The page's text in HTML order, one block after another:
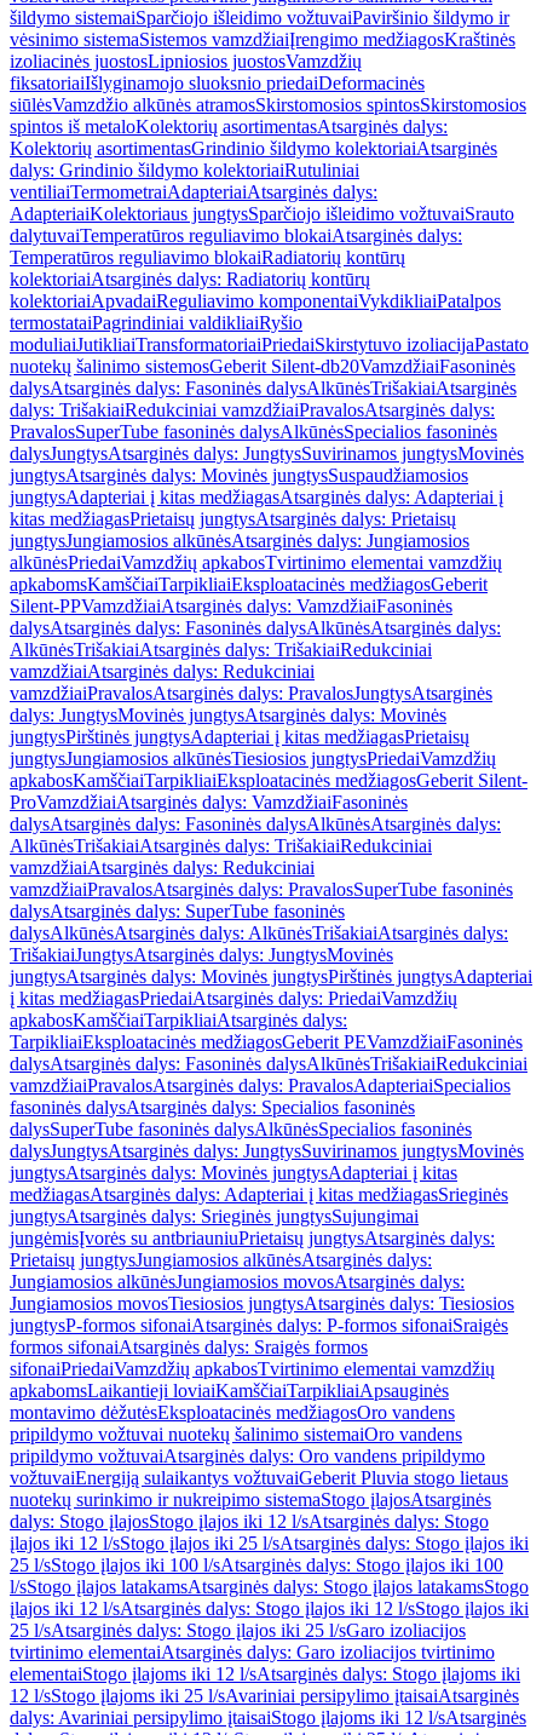
šildymo sistemaiSparčiojo išleidimo vožtuvaiPaviršinio šildymo ir
vėsinimo sistemaSistemos vamzdžiaiĮrengimo medžiagosKraštinės
izoliacinės juostosLipniosios juostosVamzdžių
fiksatoriaiIšlyginamojo sluoksnio priedaiDeformacinės
siūlėsVamzdžio alkūnės atramosSkirstomosios spintosSkirstomosios
spintos iš metaloKolektorių asortimentasAtsarginės dalys:
Kolektorių asortimentasGrindinio šildymo kolektoriaiAtsarginės
dalys: Grindinio šildymo kolektoriaiRutuliniai
ventiliaiTermometraiAdapteriaiAtsarginės dalys:
AdapteriaiKolektoriaus jungtysSparčiojo išleidimo vožtuvaiSrauto
dalytuvaiTemperatūros reguliavimo blokaiAtsarginės dalys:
Temperatūros reguliavimo blokaiRadiatorių kontūrų
kolektoriaiAtsarginės dalys: Radiatorių kontūrų
kolektoriaiApvadaiReguliavimo komponentaiVykdikliaiPatalpos
termostataiPagrindiniai valdikliaiRyšio
moduliaiJutikliaiTransformatoriaiPriedaiSkirstytuvo izoliacijaPastato
nuotekų šalinimo sistemosGeberit Silent-db20VamzdžiaiFasoninės
dalysAtsarginės dalys: Fasoninės dalysAlkūnėsTrišakiaiAtsarginės
dalys: TrišakiaiRedukciniai vamzdžiaiPravalosAtsarginės dalys:
PravalosSuperTube fasoninės dalysAlkūnėsSpecialios fasoninės
dalysJungtysAtsarginės dalys: JungtysSuvirinamos jungtysMovinės
jungtysAtsarginės dalys: Movinės jungtysSuspaudžiamosios
jungtysAdapteriai į kitas medžiagasAtsarginės dalys: Adapteriai į
kitas medžiagasPrietaisų jungtysAtsarginės dalys: Prietaisų
jungtysJungiamosios alkūnėsAtsarginės dalys: Jungiamosios
alkūnėsPriedaiVamzdžių apkabosTvirtinimo elementai vamzdžių
apkabomsKamščiaiTarpikliaiEksploatacinės medžiagosGeberit
Silent-PPVamzdžiaiAtsarginės dalys: VamzdžiaiFasoninės
dalysAtsarginės dalys: Fasoninės dalysAlkūnėsAtsarginės dalys:
AlkūnėsTrišakiaiAtsarginės dalys: TrišakiaiRedukciniai
vamzdžiaiAtsarginės dalys: Redukciniai
vamzdžiaiPravalosAtsarginės dalys: PravalosJungtysAtsarginės
dalys: JungtysMovinės jungtysAtsarginės dalys: Movinės
jungtysPirštinės jungtysAdapteriai į kitas medžiagasPrietaisų
jungtysJungiamosios alkūnėsTiesiosios jungtysPriedaiVamzdžių
apkabosKamščiaiTarpikliaiEksploatacinės medžiagosGeberit Silent-
ProVamzdžiaiAtsarginės dalys: VamzdžiaiFasoninės
dalysAtsarginės dalys: Fasoninės dalysAlkūnėsAtsarginės dalys:
AlkūnėsTrišakiaiAtsarginės dalys: TrišakiaiRedukciniai
vamzdžiaiAtsarginės dalys: Redukciniai
vamzdžiaiPravalosAtsarginės dalys: PravalosSuperTube fasoninės
dalysAtsarginės dalys: SuperTube fasoninės
dalysAlkūnėsAtsarginės dalys: AlkūnėsTrišakiaiAtsarginės dalys:
TrišakiaiJungtysAtsarginės dalys: JungtysMovinės
jungtysAtsarginės dalys: Movinės jungtysPirštinės jungtysAdapteriai
į kitas medžiagasPriedaiAtsarginės dalys: PriedaiVamzdžių
apkabosKamščiaiTarpikliaiAtsarginės dalys:
TarpikliaiEksploatacinės medžiagosGeberit PEVamzdžiaiFasoninės
dalysAtsarginės dalys: Fasoninės dalysAlkūnėsTrišakiaiRedukciniai
vamzdžiaiPravalosAtsarginės dalys: PravalosAdapteriaiSpecialios
fasoninės dalysAtsarginės dalys: Specialios fasoninės
dalysSuperTube fasoninės dalysAlkūnėsSpecialios fasoninės
dalysJungtysAtsarginės dalys: JungtysSuvirinamos jungtysMovinės
jungtysAtsarginės dalys: Movinės jungtysAdapteriai į kitas
medžiagasAtsarginės dalys: Adapteriai į kitas medžiagasSrieginės
jungtysAtsarginės dalys: Srieginės jungtysSujungimai
jungėmisĮvorės su antbriauniuPrietaisų jungtysAtsarginės dalys:
Prietaisų jungtysJungiamosios alkūnėsAtsarginės dalys:
Jungiamosios alkūnėsJungiamosios movosAtsarginės dalys:
Jungiamosios movosTiesiosios jungtysAtsarginės dalys: Tiesiosios
jungtysP-formos sifonaiAtsarginės dalys: P-formos sifonaiSraigės
formos sifonaiAtsarginės dalys: Sraigės formos
sifonaiPriedaiVamzdžių apkabosTvirtinimo elementai vamzdžių
apkabomsLaikantieji loviaiKamščiaiTarpikliaiApsauginės
montavimo dėžutėsEksploatacinės medžiagosOro vandens
pripildymo vožtuvai nuotekų šalinimo sistemaiOro vandens
pripildymo vožtuvaiAtsarginės dalys: Oro vandens pripildymo
vožtuvaiEnergiją sulaikantys vožtuvaiGeberit Pluvia stogo lietaus
nuotekų surinkimo ir nukreipimo sistemaStogo įlajosAtsarginės
dalys: Stogo įlajosStogo įlajos iki 12 l/sAtsarginės dalys: Stogo
įlajos iki 12 l/sStogo įlajos iki 25 l/sAtsarginės dalys: Stogo įlajos iki
25 l/sStogo įlajos iki 100 l/sAtsarginės dalys: Stogo įlajos iki 100
l/sStogo įlajos latakamsAtsarginės dalys: Stogo įlajos latakamsStogo
įlajos iki 12 l/sAtsarginės dalys: Stogo įlajos iki 12 l/sStogo įlajos iki
25 l/sAtsarginės dalys: Stogo įlajos iki 25 l/sGaro izoliacijos
tvirtinimo elementaiAtsarginės dalys: Garo izoliacijos tvirtinimo
elementaiStogo įlajoms iki 12 l/sAtsarginės dalys: Stogo įlajoms iki
12 l/sStogo įlajoms iki 25 l/sAvariniai persipylimo įtaisaiAtsarginės
dalys: Avariniai persipylimo įtaisaiStogo įlajoms iki 12 l/sAtsarginės